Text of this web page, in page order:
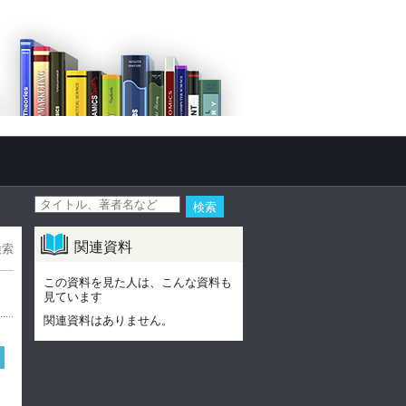
関連資料
この資料を見た人は、こんな資料も
見ています
関連資料はありません。